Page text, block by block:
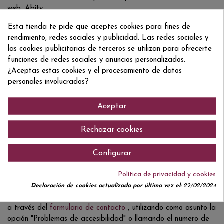
web, Abity
Última revisión de la declaración: 29 de mayo de 2024.
OBSERVACIONES Y DATOS DE
CONTACTO
Puede realizar comunicaciones sobre requisitos de
accesibilidad (artículo 10.2.a del RD 1112/2018) como, por
Informar sobre cualquier posible incumplimiento por parte de este
Transmitir otras dificultades de acceso al contenido
Formular cualquier otra consulta o sugerencia de mejora relativa a
a través del formulario de contacto , utilizando como asunto la
opción "Problemas de accesibilidad" o llamando el numero de
Esta tienda te pide que aceptes cookies para fines de
rendimiento, redes sociales y publicidad. Las redes sociales y
las cookies publicitarias de terceros se utilizan para ofrecerte
funciones de redes sociales y anuncios personalizados.
¿Aceptas estas cookies y el procesamiento de datos
personales involucrados?
Aceptar
Rechazar cookies
Configurar
Política de privacidad y cookies
Declaración de cookies actualizada por última vez el:22/02/2024